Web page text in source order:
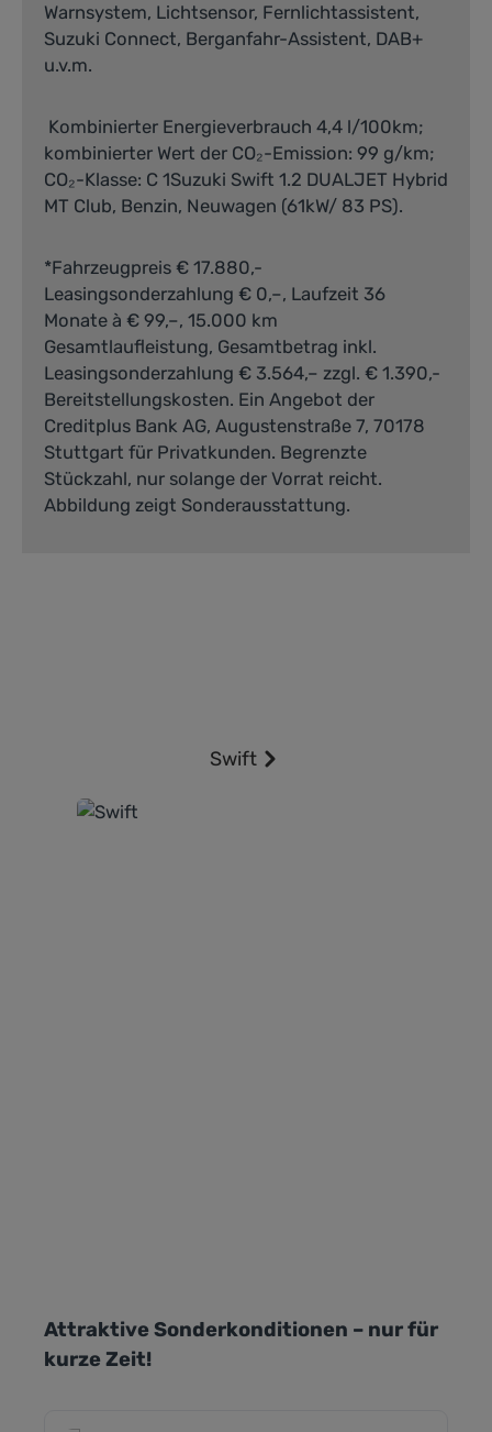
wendigen Swift über den
beliebten Vitara bis hin
Cross. Suzuki steht für
moderne Hybrid-
Technologie, zuverlässige
Qualität und effiziente
Allradkompetenz.
Profitieren Sie von
attraktiven Neuwagen-
Angeboten, individuellen
Leasing- und
Finanzierungslösungen
sowie einem erstklassigen
Service aus einer Hand.
Warnsystem, Lichtsensor, Fernlichtassistent,
Suzuki Connect, Berganfahr-Assistent, DAB+
u.v.m.
Kombinierter Energieverbrauch 4,4 l/100km;
kombinierter Wert der CO₂-Emission: 99 g/km;
CO₂-Klasse: C 1Suzuki Swift 1.2 DUALJET Hybrid
MT Club, Benzin, Neuwagen (61kW/ 83 PS).
*Fahrzeugpreis € 17.880,-
Leasingsonderzahlung € 0,–, Laufzeit 36
Monate à € 99,–, 15.000 km
Gesamtlaufleistung, Gesamtbetrag inkl.
Leasingsonderzahlung € 3.564,– zzgl. € 1.390,-
Bereitstellungskosten. Ein Angebot der
Creditplus Bank AG, Augustenstraße 7, 70178
Stuttgart für Privatkunden. Begrenzte
Stückzahl, nur solange der Vorrat reicht.
Abbildung zeigt Sonderausstattung.
Swift
Produktgalerie überspringen
Attraktive Sonderkonditionen – nur für
kurze Zeit!